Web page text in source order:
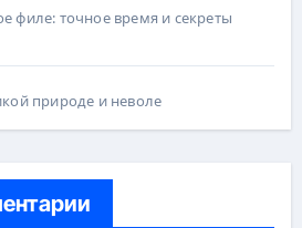
филе: точное время и секреты
природе и неволе